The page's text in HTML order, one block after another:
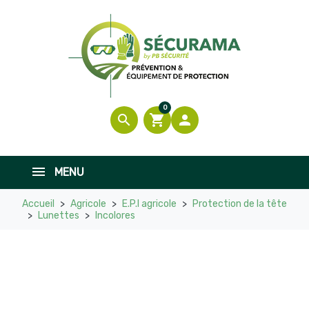
search shopping_cart
0

MENU
Accueil Agricole E.P.I agricole
Protection de la tête
Lunettes
Incolores